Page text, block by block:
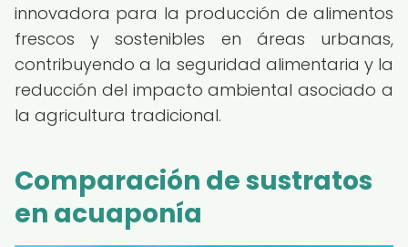
innovadora para la producción de alimentos
frescos y sostenibles en áreas urbanas,
contribuyendo a la seguridad alimentaria y la
reducción del impacto ambiental asociado a
la agricultura tradicional.
Comparación de sustratos
en acuaponía